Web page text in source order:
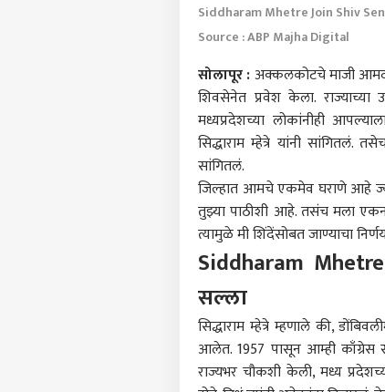
Siddharam Mhetre Join Shiv
Source : ABP Majha Digital
सोलापूर:अक्कलकोटचे माजी आमदार
शिवसेनेत प्रवेश केला. राज्याच्या
मध्यप्रदेशच्या लोकांनीही
सिद्धाराम म्हेत्रे यांनी
सांगितलं.
जिल्हात आमचे एकमेव घराणे आहे
तुझ्या पाठीशी आहे. तसंच मला
त्यामुळे मी शिंदेंसोबत जाण्याचा
Siddharam
सल्ला
सिद्धाराम म्हेत्रे म्हणाले की,
आलेत. 1957 पासून आम्ही काँग्रेस
राज्यभर चौकशी केली, मध्य